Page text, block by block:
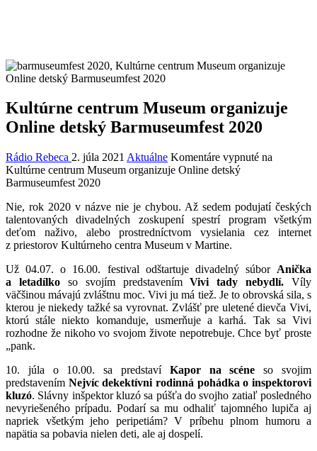
Kultúrne centrum Museum organizuje
Online detský Barmuseumfest 2020
Rádio Rebeca 2. júla 2021 Aktuálne Komentáre vypnuté na
Kultúrne centrum Museum organizuje Online detský
Barmuseumfest 2020
Nie, rok 2020 v názve nie je chybou. Až sedem podujatí českých
talentovaných divadelných zoskupení spestrí program všetkým
deťom naživo, alebo prostredníctvom vysielania cez internet
z priestorov Kultúrneho centra Museum v Martine.
Už 04.07. o 16.00. festival odštartuje divadelný súbor Anička
a letadílkoso svojím predstavenímVivi tady nebydlí. Víly
väčšinou mávajú zvláštnu moc. Vivi ju má tiež. Je to obrovská sila, s
kterou je niekedy tažké sa vyrovnat. Zvlášť pre uletené dievča Vivi,
ktorú stále niekto komanduje, usmerňuje a karhá. Tak sa Vivi
rozhodne že nikoho vo svojom živote nepotrebuje. Chce byť proste
„pank.
10. júla o 10.00. sa predstaví Kapor na scéne so svojim
predstavením Nejvíc dekektívni rodinná pohádka o inspektorovi
kluzó. Slávny inšpektor kluzó sa púšťa do svojho zatiaľ posledného
nevyriešeného prípadu. Podarí sa mu odhaliť tajomného lupiča aj
napriek všetkým jeho peripetiám? V príbehu plnom humoru a
napätia sa pobavia nielen deti, ale aj dospelí.